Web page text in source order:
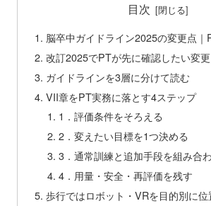
目次
脳卒中ガイドライン2025の変更点
改訂2025でPTが先に確認したい変
ガイドラインを3層に分けて読む
VII章をPT実務に落とす4ステップ
1．評価条件をそろえる
2．変えたい目標を1つ決める
3．通常訓練と追加手段を組み合
4．用量・安全・再評価を残す
歩行ではロボット・VRを目的別に位